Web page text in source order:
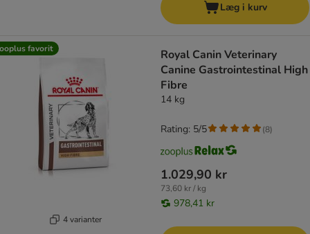
Læg i kurv
favorit
4 varianter
Royal Canin Veterinary
Canine Gastrointestinal High
Fibre
14 kg
1.029,90 kr
73,60 kr / kg
978,41 kr
Rating: 5/5 (8)